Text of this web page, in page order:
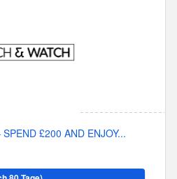
SPEND £200 AND ENJOY...